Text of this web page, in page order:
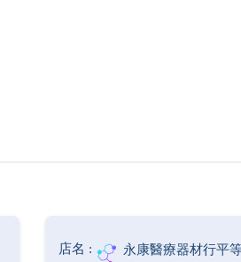
永康醫療器材行平